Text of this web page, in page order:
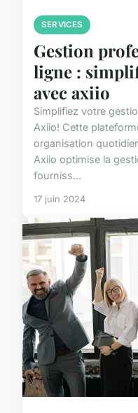
SERVICES
Gestion
ligne :
avec axiio
Simplifiez votre
Axiio! Cette
organisation
Axiio optimise la
fourniss...
17 juin 2024